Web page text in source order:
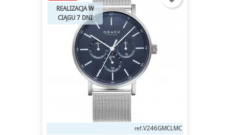
REALIZACJA W
CIĄGU 7 DNI
ref.V246GMCLMC